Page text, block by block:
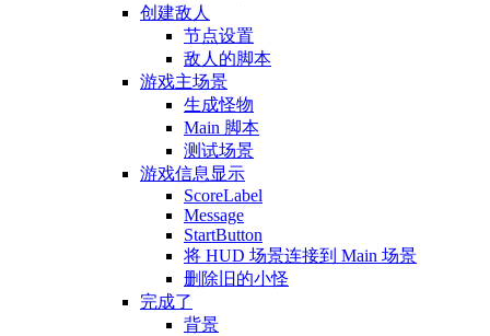
创建敌人
节点设置
敌人的脚本
游戏主场景
生成怪物
Main 脚本
测试场景
游戏信息显示
ScoreLabel
Message
StartButton
将 HUD 场景连接到 Main 场景
删除旧的小怪
完成了
背景